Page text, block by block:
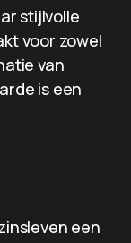
stijlvolle
voor zowel
van
is een
een